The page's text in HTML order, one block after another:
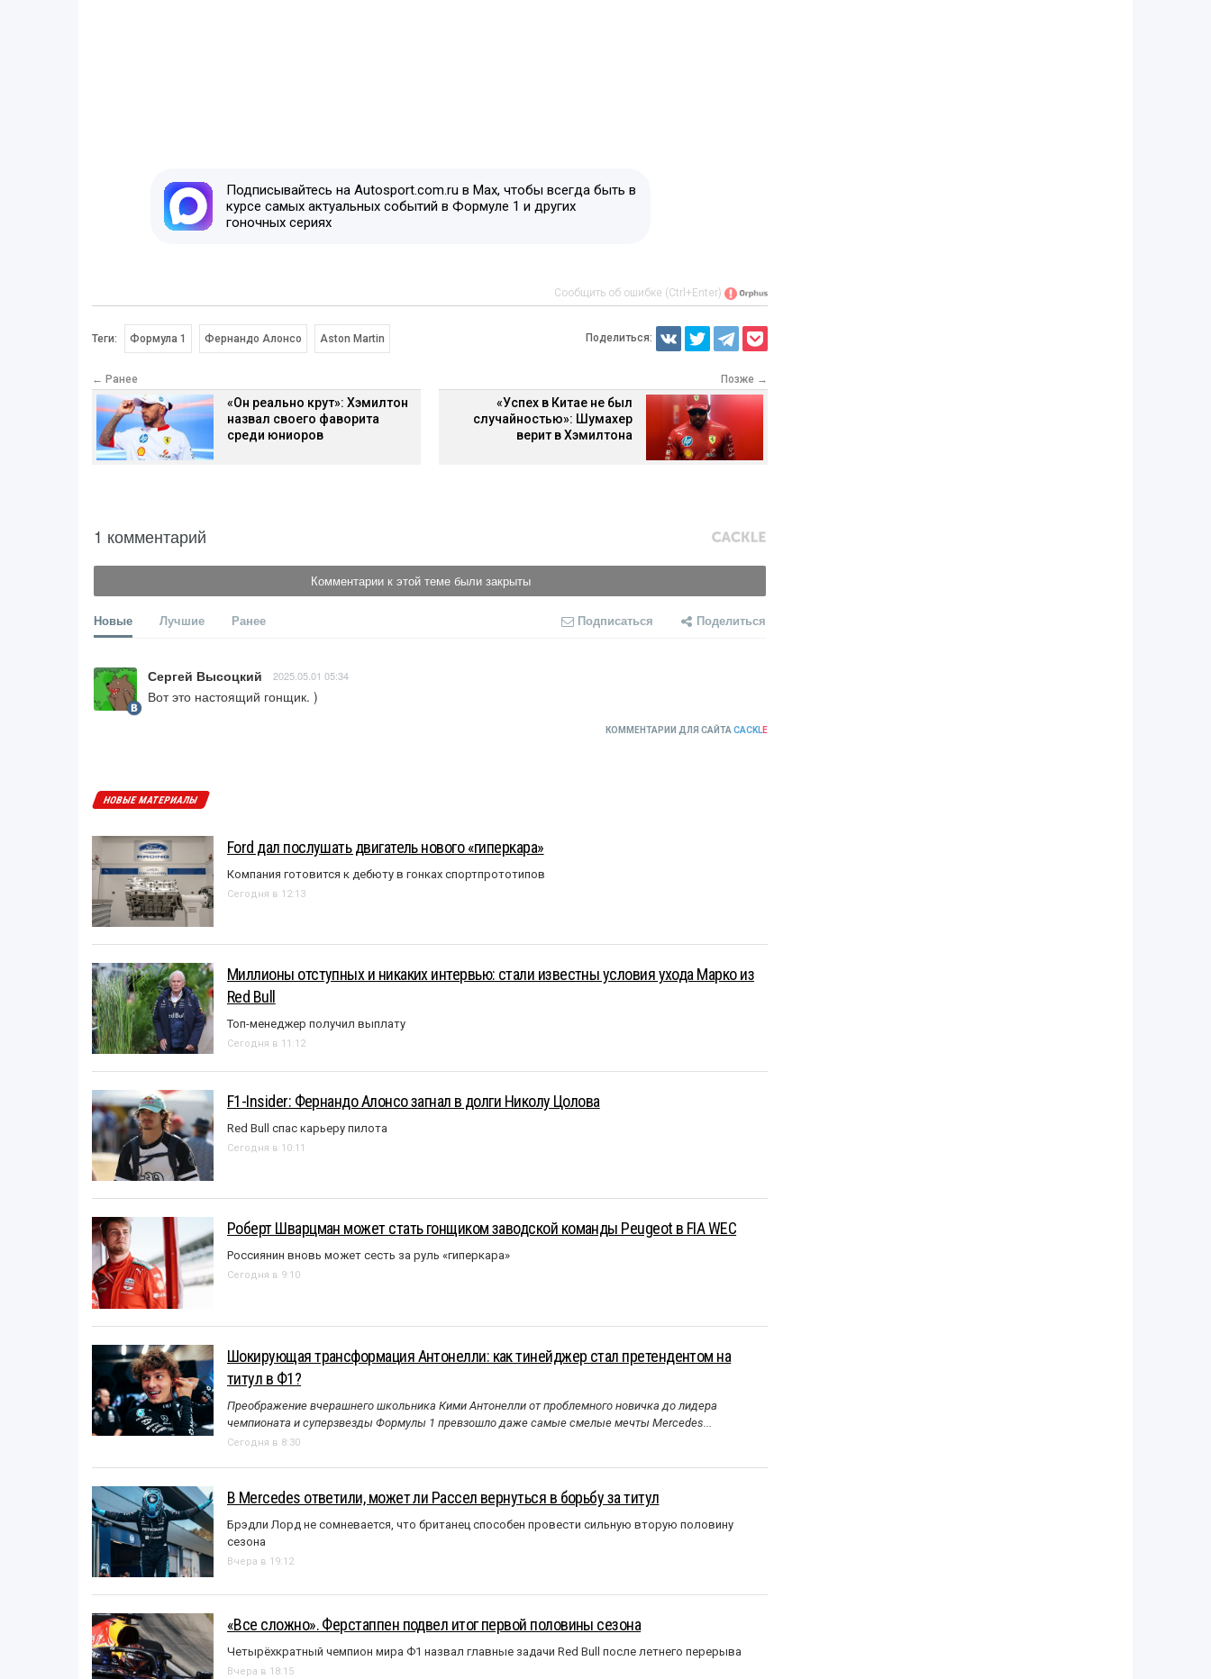
Подписывайтесь на Autosport.com.ru в Max, чтобы всегда быть в
курсе самых актуальных событий в Формуле 1 и других
гоночных сериях
Сообщить об ошибке (Ctrl+Enter)
Теги: Формула 1 Фернандо Алонсо Aston Martin Поделиться:
← Ранее
«Он реально крут»: Хэмилтон
назвал своего фаворита
среди юниоров
Позже →
«Успех в Китае не был
случайностью»: Шумахер
верит в Хэмилтона
1 комментарий
Комментарии к этой теме были закрыты
Новые Лучшие Ранее Подписаться Поделиться
Сергей Высоцкий 2025.05.01 05:34
Вот это настоящий гонщик. )
КОММЕНТАРИИ ДЛЯ САЙТА CACKLE
НОВЫЕ МАТЕРИАЛЫ
Ford дал послушать двигатель нового «гиперкара»
Компания готовится к дебюту в гонках спортпрототипов
Сегодня в 12:13
Миллионы отступных и никаких интервью: стали известны условия ухода Марко из
Red Bull
Топ-менеджер получил выплату
Сегодня в 11:12
F1-Insider: Фернандо Алонсо загнал в долги Николу Цолова
Red Bull спас карьеру пилота
Сегодня в 10:11
Роберт Шварцман может стать гонщиком заводской команды Peugeot в FIA WEC
Россиянин вновь может сесть за руль «гиперкара»
Сегодня в 9:10
Шокирующая трансформация Антонелли: как тинейджер стал претендентом на
титул в Ф1?
Преображение вчерашнего школьника Кими Антонелли от проблемного новичка до лидера
чемпионата и суперзвезды Формулы 1 превзошло даже самые смелые мечты Mercedes...
Сегодня в 8:30
В Mercedes ответили, может ли Рассел вернуться в борьбу за титул
Брэдли Лорд не сомневается, что британец способен провести сильную вторую половину
сезона
Вчера в 19:12
«Все сложно». Ферстаппен подвел итог первой половины сезона
Четырёхкратный чемпион мира Ф1 назвал главные задачи Red Bull после летнего перерыва
Вчера в 18:15